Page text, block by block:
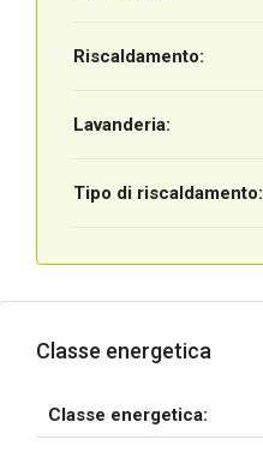
Riscaldamento:
Lavanderia:
Tipo di riscaldamento:
Classe energetica
Classe energetica: